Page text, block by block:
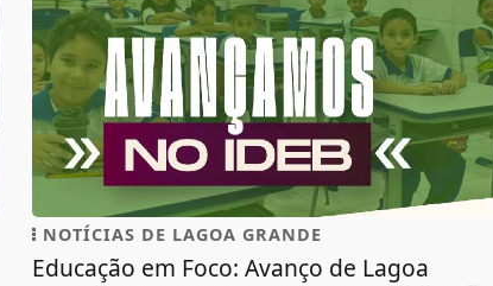
NOTÍCIAS DE LAGOA GRANDE
Educação em Foco: Avanço de Lagoa